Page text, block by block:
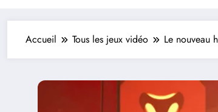
Accueil Tous les jeux vidéo Le nouveau